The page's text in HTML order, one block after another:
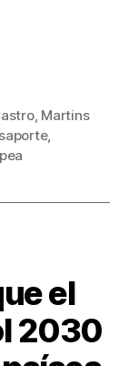
, Martins
,
el
2030